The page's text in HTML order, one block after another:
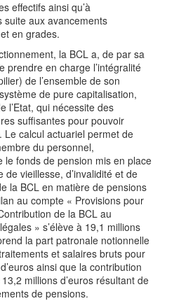
effectifs ainsi qu’à
suite aux avancements
en grades.
la BCL a, de par sa
prendre en charge l’intégralité
de l’ensemble de son
de pure capitalisation,
l’Etat, qui nécessite des
suffisantes pour pouvoir
calcul actuariel permet de
du personnel,
le fonds de pension mis en place
vieillesse, d’invalidité et de
la BCL en matière de pensions
au compte « Provisions pour
de la BCL au
» s’élève à 19,1 millions
la part patronale notionnelle
et salaires bruts pour
ainsi que la contribution
millions d’euros résultant de
de pensions.